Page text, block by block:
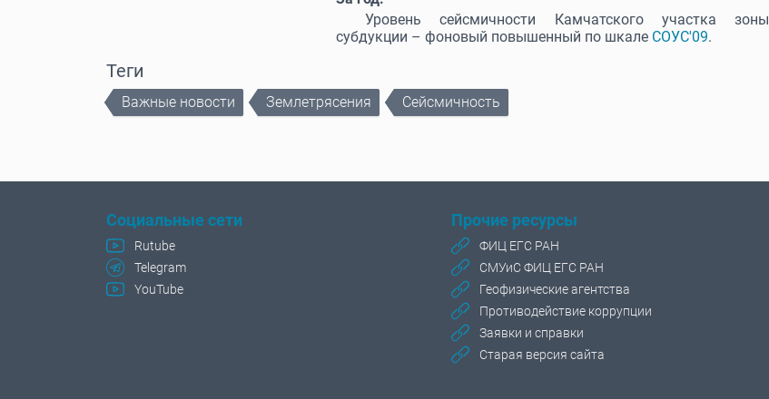
Уровень сейсмичности Камчатского участка зоны
субдукции – фоновый повышенный по шкале СОУС'09.
Теги
Важные новости Землетрясения Сейсмичность
Социальные сети
Rutube
Telegram
YouTube
Прочие ресурсы
ФИЦ ЕГС РАН
СМУиС ФИЦ ЕГС РАН
Геофизические агентства
Противодействие коррупции
Заявки и справки
Старая версия сайта